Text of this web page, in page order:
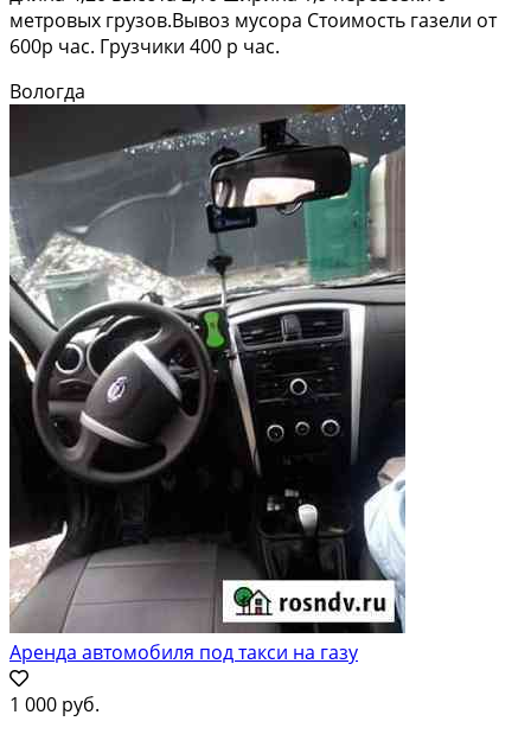
метровых грузов.Вывоз мусора Стоимость газели от
600р час. Грузчики 400 р час.
Вологда
Аренда автомобиля под такси на газу
1 000 руб.